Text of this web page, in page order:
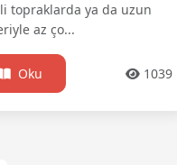
topraklarda ya da uzun
az ço...
Oku 1039